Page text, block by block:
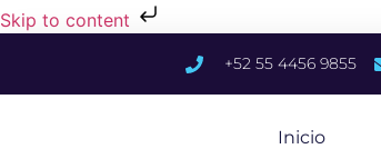
Skip to content
+52 55 4456 9855
Inicio